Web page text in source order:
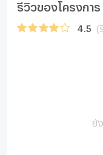
รีวิวของโครงการ
4.5 (
ยั